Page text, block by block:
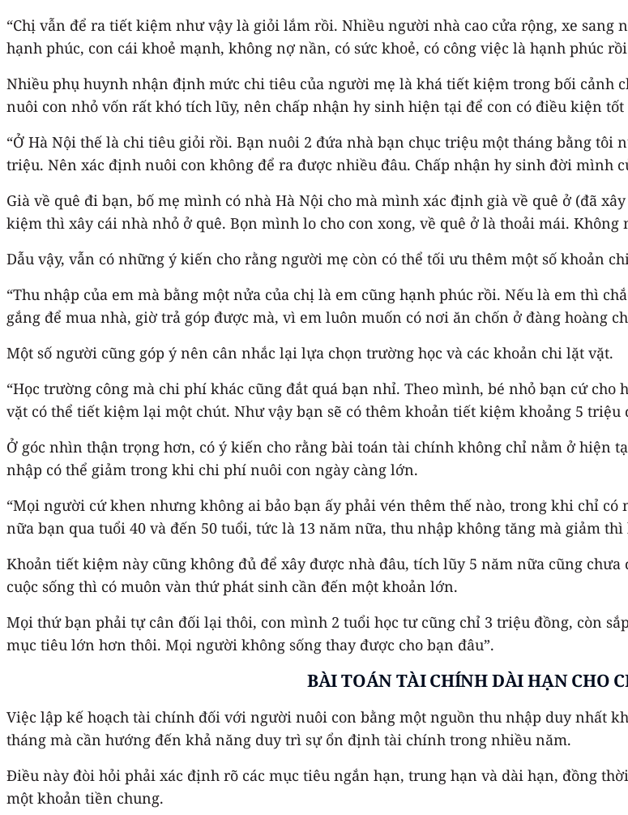
“Chị vẫn để ra tiết kiệm như vậy là giỏi lắm rồi. Nhiều người nhà cao cửa rộng, xe
hạnh phúc, con cái khoẻ mạnh, không nợ nần, có sức khoẻ, có công việc là hạnh phúc
Nhiều phụ huynh nhận định mức chi tiêu của người mẹ là khá tiết kiệm trong bối cảnh
nuôi con nhỏ vốn rất khó tích lũy, nên chấp nhận hy sinh hiện tại để con có điều kiện
“Ở Hà Nội thế là chi tiêu giỏi rồi. Bạn nuôi 2 đứa nhà bạn chục triệu một tháng bằng tôi
triệu. Nên xác định nuôi con không để ra được nhiều đâu. Chấp nhận hy sinh đời mình
Già về quê đi bạn, bố mẹ mình có nhà Hà Nội cho mà mình xác định già về quê ở (đã
kiệm thì xây cái nhà nhỏ ở quê. Bọn mình lo cho con xong, về quê ở là thoải mái.
Dẫu vậy, vẫn có những ý kiến cho rằng người mẹ còn có thể tối ưu thêm một số khoản
“Thu nhập của em mà bằng một nửa của chị là em cũng hạnh phúc rồi. Nếu là em thì
gắng để mua nhà, giờ trả góp được mà, vì em luôn muốn có nơi ăn chốn ở đàng hoàng
Một số người cũng góp ý nên cân nhắc lại lựa chọn trường học và các khoản chi lặt vặt.
“Học trường công mà chi phí khác cũng đắt quá bạn nhỉ. Theo mình, bé nhỏ bạn cứ
vặt có thể tiết kiệm lại một chút. Như vậy bạn sẽ có thêm khoản tiết kiệm khoảng 5 triệu
Ở góc nhìn thận trọng hơn, có ý kiến cho rằng bài toán tài chính không chỉ nằm ở hiện
nhập có thể giảm trong khi chi phí nuôi con ngày càng lớn.
“Mọi người cứ khen nhưng không ai bảo bạn ấy phải vén thêm thế nào, trong khi chỉ
nữa bạn qua tuổi 40 và đến 50 tuổi, tức là 13 năm nữa, thu nhập không tăng mà giảm
Khoản tiết kiệm này cũng không đủ để xây được nhà đâu, tích lũy 5 năm nữa cũng
cuộc sống thì có muôn vàn thứ phát sinh cần đến một khoản lớn.
Mọi thứ bạn phải tự cân đối lại thôi, con mình 2 tuổi học tư cũng chỉ 3 triệu đồng, còn
mục tiêu lớn hơn thôi. Mọi người không sống thay được cho bạn đâu”.
BÀI TOÁN TÀI CHÍNH DÀI HẠNCHO
Việc lập kế hoạch tài chính đối với người nuôi con bằng một nguồn thu nhập duy nhất
tháng mà cần hướng đến khả năng duy trì sự ổn định tài chính trong nhiều năm.
Điều này đòi hỏi phải xác định rõ các mục tiêu ngắn hạn, trung hạn và dài hạn, đồng
một khoản tiền chung.